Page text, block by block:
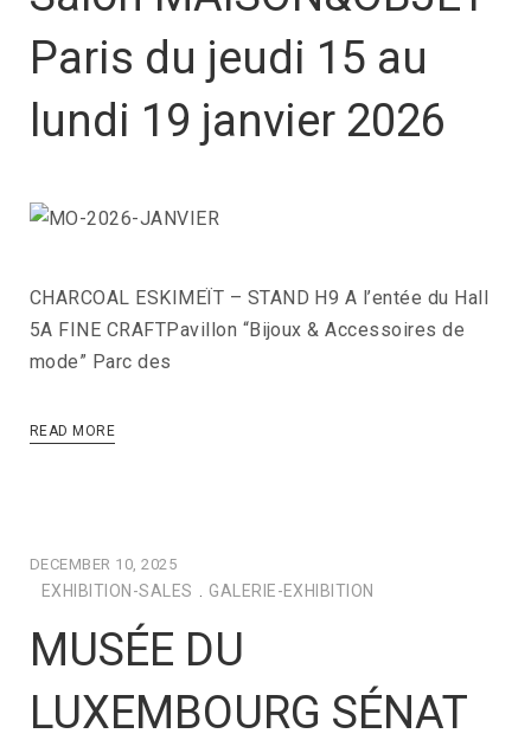
Paris du jeudi 15 au
lundi 19 janvier 2026
CHARCOAL ESKIMEÏT – STAND H9 A l’entée du Hall
5A FINE CRAFTPavillon “Bijoux & Accessoires de
mode” Parc des
READ MORE
DECEMBER 10, 2025
EXHIBITION-SALES GALERIE-EXHIBITION
MUSÉE DU
LUXEMBOURG SÉNAT